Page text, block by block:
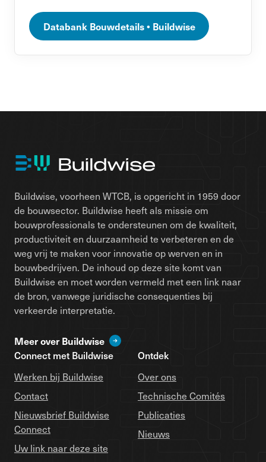
Databank Bouwdetails • Buildwise
Buildwise, voorheen WTCB, is opgericht in 1959 door
de bouwsector. Buildwise heeft als missie om
bouwprofessionals te ondersteunen om de kwaliteit,
productiviteit en duurzaamheid te verbeteren en de
weg vrij te maken voor innovatie op werven en in
bouwbedrijven. De inhoud op deze site komt van
Buildwise en moet worden vermeld met een link naar
de bron, vanwege juridische consequenties bij
verkeerde interpretatie.
Meer over Buildwise
Connect met Buildwise
Werken bij Buildwise
Contact
Nieuwsbrief Buildwise
Connect
Uw link naar deze site
Ontdek
Over ons
Technische Comités
Publicaties
Nieuws